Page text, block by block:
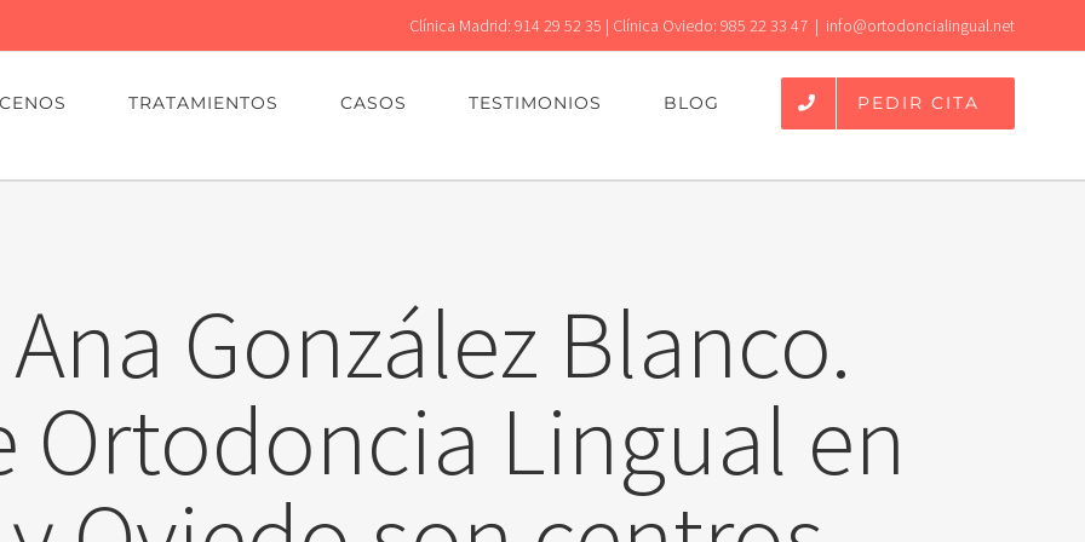
Clínica Madrid: 914 29 52 35 | Clínica Oviedo: 985 22 33 47 | info@ortodoncialingual.net
TRATAMIENTOS CASOS TESTIMONIOS BLOG PEDIR CITA
González Blanco.
Ortodoncia Lingual en